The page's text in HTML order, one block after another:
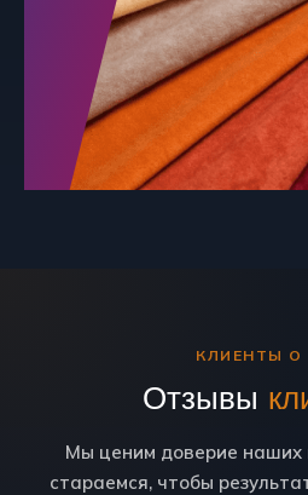
КЛИЕНТЫ О
Отзывы
Мы ценим доверие наших
стараемся, чтобы